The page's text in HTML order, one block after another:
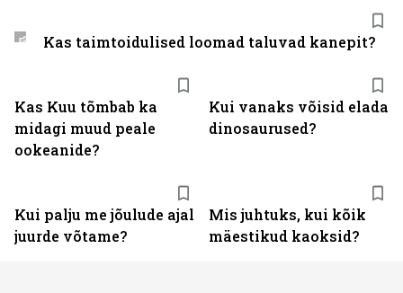
Kas Kuu tõmbab ka
midagi muud peale
ookeanide?
Kui vanaks võisid elada
dinosaurused?
Kui palju me jõulude ajal
juurde võtame?
Mis juhtuks, kui kõik
mäestikud kaoksid?
Kas taimtoidulised loomad taluvad kanepit?